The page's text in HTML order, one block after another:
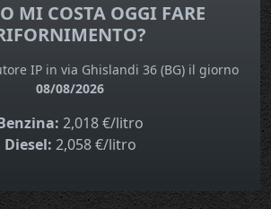
MI COSTA OGGI FARE
IP in via Ghislandi 36 (BG) il giorno
08/08/2026
2,018 €/litro
Diesel: 2,058 €/litro